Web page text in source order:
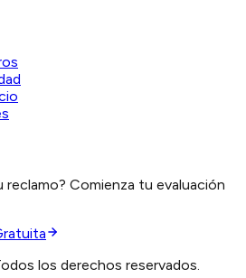
Comienza tu evaluación
los derechos reservados.